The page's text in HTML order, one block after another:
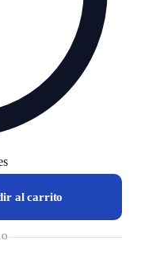
al carrito